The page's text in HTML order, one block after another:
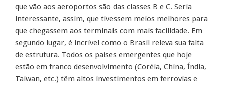
que vão aos aeroportos são das classes B e C. Seria
interessante, assim, que tivessem meios melhores para
que chegassem aos terminais com mais facilidade. Em
segundo lugar, é incrível como o Brasil releva sua falta
de estrutura. Todos os países emergentes que hoje
estão em franco desenvolvimento (Coréia, China, Índia,
Taiwan, etc.) têm altos investimentos em ferrovias e